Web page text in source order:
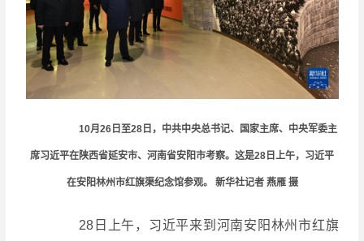
10月26日至28日，中共中央总书记、国家主席、中央军委主
席习近平在陕西省延安市、河南省安阳市考察。这是28日上午，习近平
在安阳林州市红旗渠纪念馆参观。 新华社记者 燕雁摄
28日上午，习近平来到河南安阳林州市红旗